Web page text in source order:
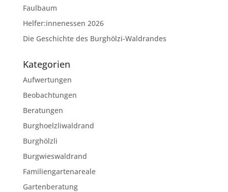
Faulbaum
Helfer:innenessen 2026
Die Geschichte des Burghölzi-Waldrandes
Kategorien
Aufwertungen
Beobachtungen
Beratungen
Burghoelzliwaldrand
Burghölzli
Burgwieswaldrand
Familiengartenareale
Gartenberatung